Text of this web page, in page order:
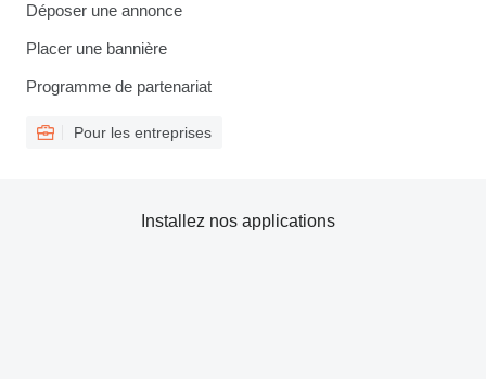
Déposer une annonce
Placer une bannière
Programme de partenariat
Pour les entreprises
Installez nos applications